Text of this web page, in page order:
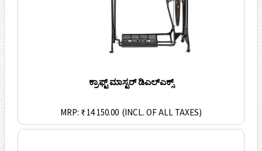
ಕ್ರಾಫ್ಟ್ ಮಾಸ್ಟರ್ ಡಿಎಲ್ಎಕ್ಸ್
MRP: ₹ 14 150.00 (INCL. OF ALL TAXES)